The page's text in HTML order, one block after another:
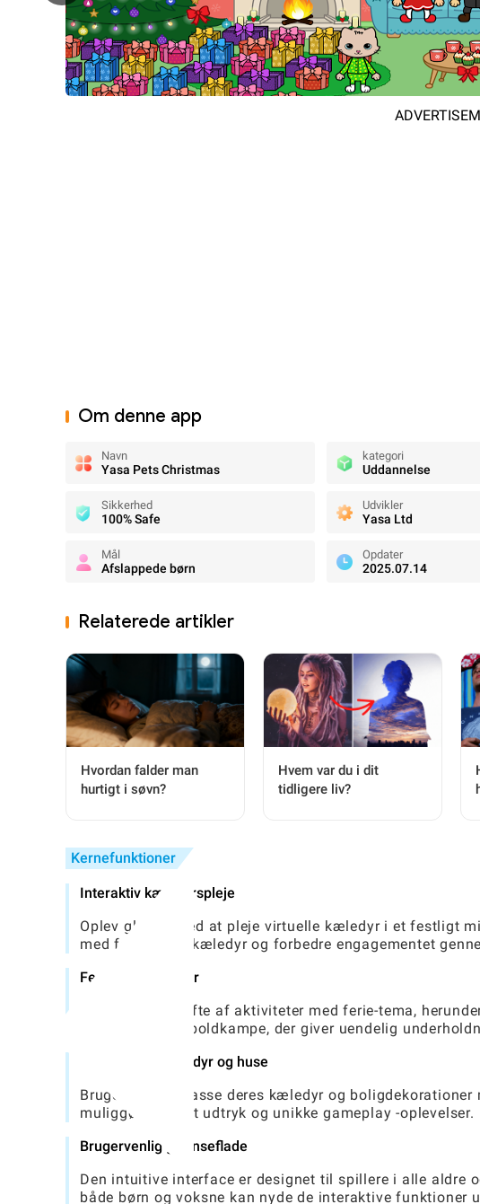
Om denne app
Navn
Yasa Pets Christmas
kategori
Uddannelse
Sikkerhed
100% Safe
Udvikler
Yasa Ltd
Mål
Afslappede børn
Opdater
2025.07.14
Relaterede artikler
Hvordan falder man
hurtigt i søvn?
Hvem var du i dit
tidligere liv?
Kernefunktioner
Interaktiv kæledyrspleje
Oplev glæden ved at pleje virtuelle kæledyr i et festligt
med forskellige kæledyr og forbedre engagementet
Festlige aktiviteter
Oplev en bred vifte af aktiviteter med ferie-tema,
deltagelse i sneboldkampe, der giver uendelig
Tilpasselige kæledyr og huse
Brugere kan tilpasse deres kæledyr og
muliggør kreativt udtryk og unikke gameplay -oplevelser.
Brugervenlig grænseflade
Den intuitive interface er designet til spillere i alle aldre
både børn og voksne kan nyde de interaktive funktioner